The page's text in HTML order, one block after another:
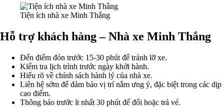
Tiện ích nhà xe Minh Thắng
Hỗ trợ khách hàng – Nhà xe Minh Thắng
Đến điểm đón trước 15-30 phút để tránh lỡ xe.
Kiểm tra lịch trình trước ngày khởi hành.
Hiểu rõ về chính sách hành lý của nhà xe.
Liên hệ sớm để đảm bảo vị trí nằm ưng ý, đặc biệt trong các dịp
cao điểm.
Thông báo trước ít nhất 30 phút để đổi hoặc trả vé.